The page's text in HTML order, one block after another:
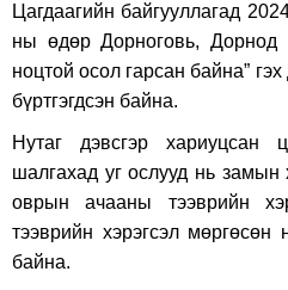
Цагдаагийн байгууллагад
ны өдөр Дорноговь, Дорнод
ноцтой осол гарсан байна”
бүртгэгдсэн байна.
Нутаг дэвсгэр хариуцсан
шалгахад уг ослууд нь замын
оврын ачааны тээврийн
тээврийн хэрэгсэл мөргөсөн
байна.